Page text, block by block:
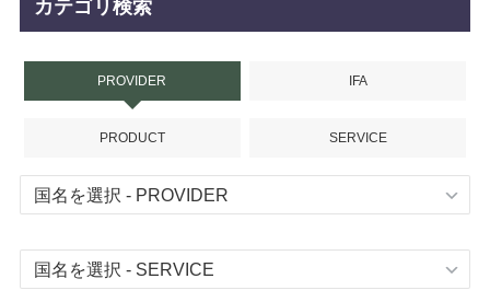
カテゴリ検索
PROVIDER IFA
PRODUCT SERVICE